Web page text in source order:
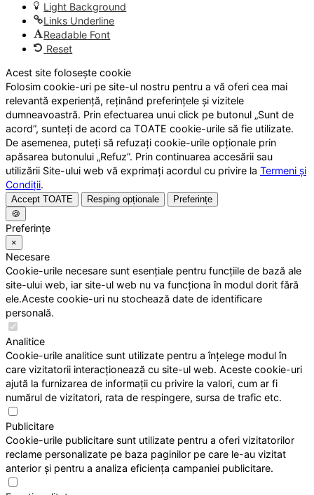
Light Background
Links Underline
Readable Font
Reset
Acest site folosește cookie
Folosim cookie-uri pe site-ul nostru pentru a vă oferi cea mai
relevantă experiență, reținând preferințele și vizitele
dumneavoastră. Prin efectuarea unui click pe butonul „Sunt de
acord”, sunteți de acord ca TOATE cookie-urile să fie utilizate.
De asemenea, puteți să refuzați cookie-urile opționale prin
apăsarea butonului „Refuz”. Prin continuarea accesării sau
utilizării Site-ului web vă exprimați acordul cu privire la Termeni și
Condiții.
Accept TOATE Resping opționale
Preferințe
🍪
Preferințe
×
Necesare
Cookie-urile necesare sunt esențiale pentru funcțiile de bază ale
site-ului web, iar site-ul web nu va funcționa în modul dorit fără
ele.Aceste cookie-uri nu stochează date de identificare
personală.
Analitice
Cookie-urile analitice sunt utilizate pentru a înțelege modul în
care vizitatorii interacționează cu site-ul web. Aceste cookie-uri
ajută la furnizarea de informații cu privire la valori, cum ar fi
numărul de vizitatori, rata de respingere, sursa de trafic etc.
Publicitare
Cookie-urile publicitare sunt utilizate pentru a oferi vizitatorilor
reclame personalizate pe baza paginilor pe care le-au vizitat
anterior și pentru a analiza eficiența campaniei publicitare.